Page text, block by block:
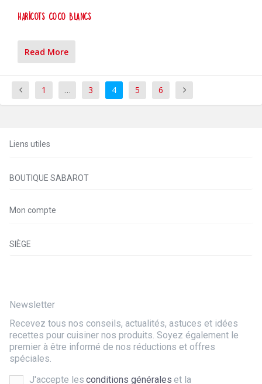
Haricots Coco Blancs
Read More
1 … 3 4 5 6
Liens utiles
BOUTIQUE SABAROT
Mon compte
SIÈGE
Newsletter
Recevez tous nos conseils, actualités, astuces et idées
recettes pour cuisiner nos produits. Soyez également le
premier à être informé de nos réductions et offres
spéciales.
J'accepte les conditions générales et la